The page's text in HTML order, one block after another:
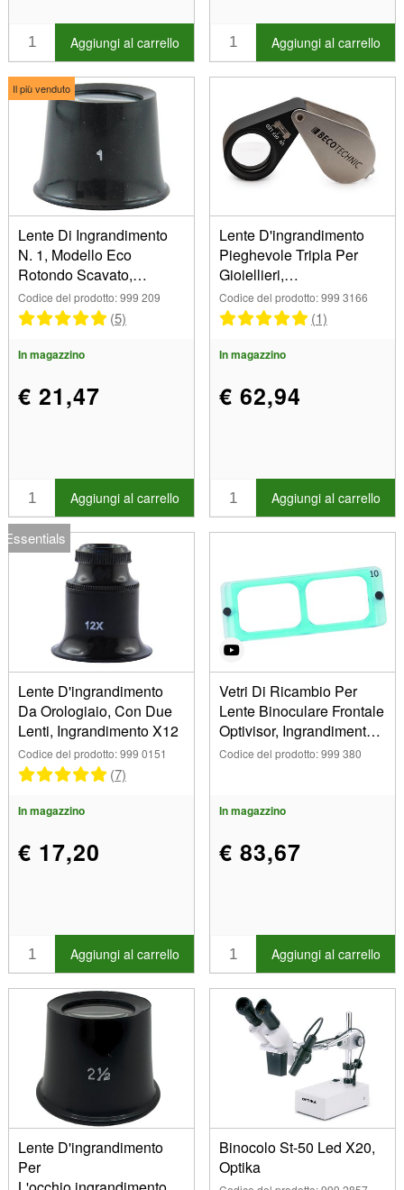
Aggiungi al carrello Aggiungi al carrello
Il più venduto
Lente Di Ingrandimento
N. 1, Modello Eco
Rotondo Scavato,
Ingrandimento X10
Codice del prodotto: 999 209
(5)
In magazzino
€ 21,47
Aggiungi al carrello
Lente D'ingrandimento
Pieghevole Tripla Per
Gioiellieri,
Ingrandimento10x
Codice del prodotto: 999 3166
(1)
In magazzino
€ 62,94
Aggiungi al carrello
Essentials
Lente D'ingrandimento
Da Orologiaio, Con Due
Lenti, Ingrandimento X12
Codice del prodotto: 999 0151
(7)
In magazzino
€ 17,20
Aggiungi al carrello
Vetri Di Ricambio Per
Lente Binoculare Frontale
Optivisor, Ingrandimento
3,5x
Codice del prodotto: 999 380
In magazzino
€ 83,67
Aggiungi al carrello
Lente D'ingrandimento
Per
Binocolo St-50 Led X20,
Optika